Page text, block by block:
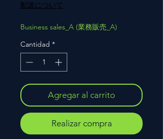
配送について
Business sales_A (業務販売_A)
Cantidad *
Agregar al carrito
Realizar compra